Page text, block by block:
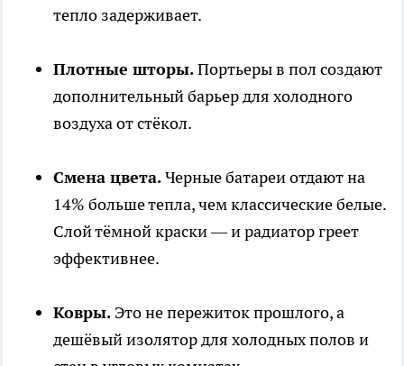
тепло задерживает.
Плотные шторы.Портьеры в пол создают
дополнительный барьер для холодного
воздуха от стёкол.
Смена цвета.Черные батареи отдают на
14% больше тепла, чем классические белые.
Слой тёмной краски — и радиатор греет
эффективнее.
Ковры. Это не пережиток прошлого, а
дешёвый изолятор для холодных полов и